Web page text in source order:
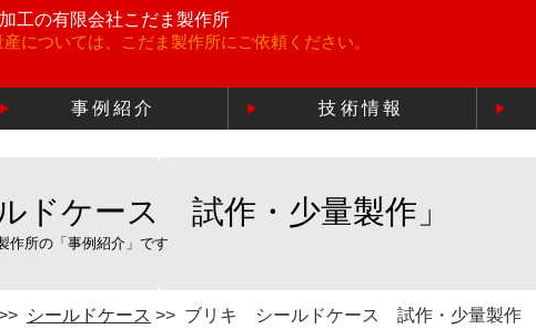
工の有限会社こだま製作所
については、こだま製作所にご依頼ください。
事例紹介 技術情報
ドケース 試作・少量製作」
作所の「事例紹介」です
シールドケース >> ブリキ シールドケース 試作・少量製作